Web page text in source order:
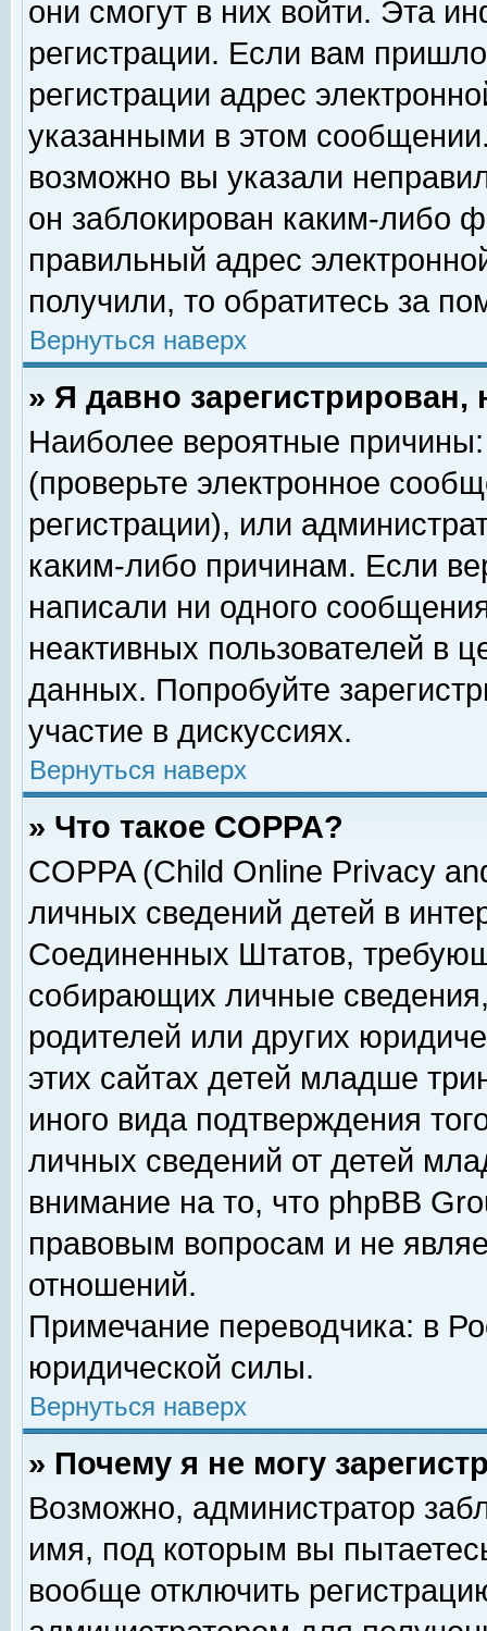
они смогут в них войти. Эта
регистрации. Если вам
регистрации адрес
указанными в этом
возможно вы указали
он заблокирован каким-либо
правильный адрес
получили, то обратитесь за
Вернуться наверх
» Я давно
Наиболее вероятные
(проверьте электронное
регистрации), или
каким-либо причинам. Если
написали ни одного
неактивных пользователей в
данных. Попробуйте
участие в дискуссиях.
Вернуться наверх
» Что такое COPPA?
COPPA (Child Online Privacy
личных сведений детей в
Соединенных Штатов,
собирающих личные
родителей или других
этих сайтах детей младше
иного вида подтверждения
личных сведений от детей
внимание на то, что phpBB
правовым вопросам и не
отношений.
Примечание переводчика: в
юридической силы.
Вернуться наверх
» Почему я не могу
Возможно, администратор
имя, под которым вы
вообще отключить